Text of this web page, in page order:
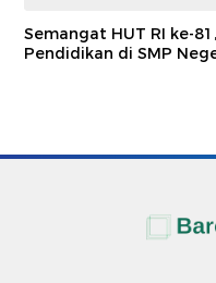
Semangat HUT RI ke-
Pendidikan di SMP